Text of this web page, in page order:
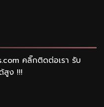
คลิ๊กติดต่อเรา รับ
สูง !!!